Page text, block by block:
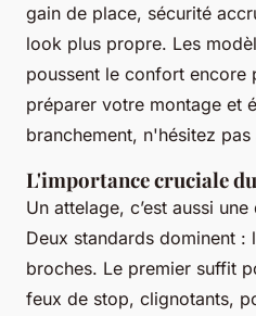
gain de place, sécurité
look plus propre. Les
poussent le confort encore
préparer votre montage et
branchement, n'hésitez
L'importance cruciale
Un attelage, c’est aussi
Deux standards dominent :
broches. Le premier suffit
feux de stop, clignotants,